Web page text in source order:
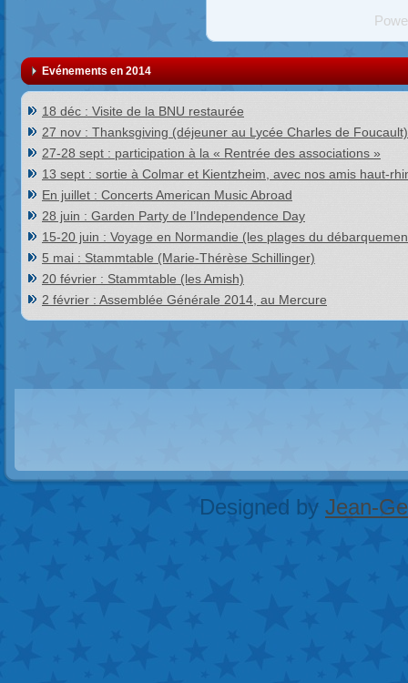
Evénements en 2014
18 déc : Visite de la BNU restaurée
27 nov : Thanksgiving (déjeuner au Lycée Charles de Foucault)
27-28 sept : participation à la « Rentrée des associations »
13 sept : sortie à Colmar et Kientzheim, avec nos amis haut-
En juillet : Concerts American Music Abroad
28 juin : Garden Party de l’Independence Day
15-20 juin : Voyage en Normandie (les plages du
5 mai : Stammtable (Marie-Thérèse Schillinger)
20 février : Stammtable (les Amish)
2 février : Assemblée Générale 2014, au Mercure
Designed by Jean-